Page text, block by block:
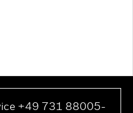
+49 731 88005-